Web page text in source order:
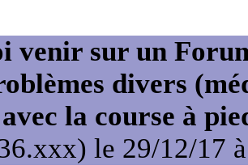
venir sur un
divers
la course à
le 29/12/17